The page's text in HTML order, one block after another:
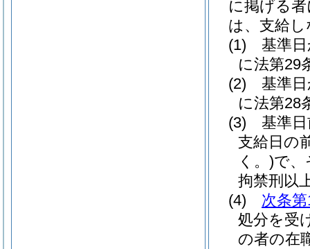
に掲げる
は、支給
(1)
基準
に法第29
(2)
基準
に法第28
(3)
基準
支給日の
く。)で、
拘禁刑以
(4)
次条
処分を受
の者の在